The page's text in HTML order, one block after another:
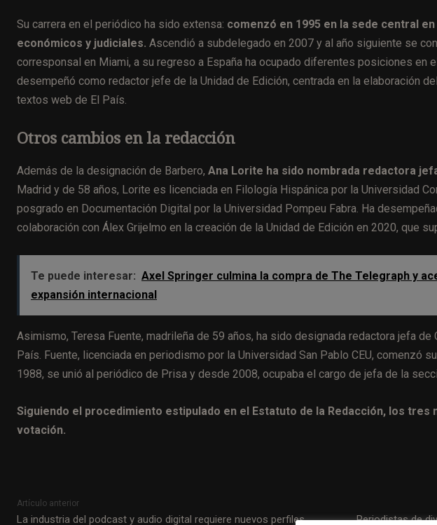
Su carrera en el periódico ha sido extensa: comenzó en 1995 en la sede central
económicos y judiciales. Ascendió a subdelegado en 2007 y al año siguiente se
corresponsal en Miami, a su regreso a España ha ocupado diferentes posiciones en
desempeñó como redactor jefe de la Unidad de Edición, centrada en la elaboración
textos web de El País.
Otros cambios en la redacción
Además de la designación de Barbero, Ana Lorite ha sido nombrada redactora
Madrid y de 58 años, Lorite es licenciada en Filología Hispánica por la Universidad
posgrado en Documentación Digital por la Universidad Pompeu Fabra. Ha
colaboración con Álex Grijelmo en la creación de la Unidad de Edición en 2020, que
Te puede interesar: Axel Springer culmina la compra de The Telegraph y
expansión internacional
Asimismo, Teresa Fuente, madrileña de 59 años, ha sido designada redactora jefa de
País. Fuente, licenciada en periodismo por la Universidad San Pablo CEU, comenzó
1988, se unió al periódico de Prisa y desde 2008, ocupaba el cargo de jefa de la
Siguiendo el procedimiento estipulado en el Estatuto de la Redacción, los
votación.
Artículo anterior
La industria del podcast y audio digital requiere nuevos perfiles
Periodistas de